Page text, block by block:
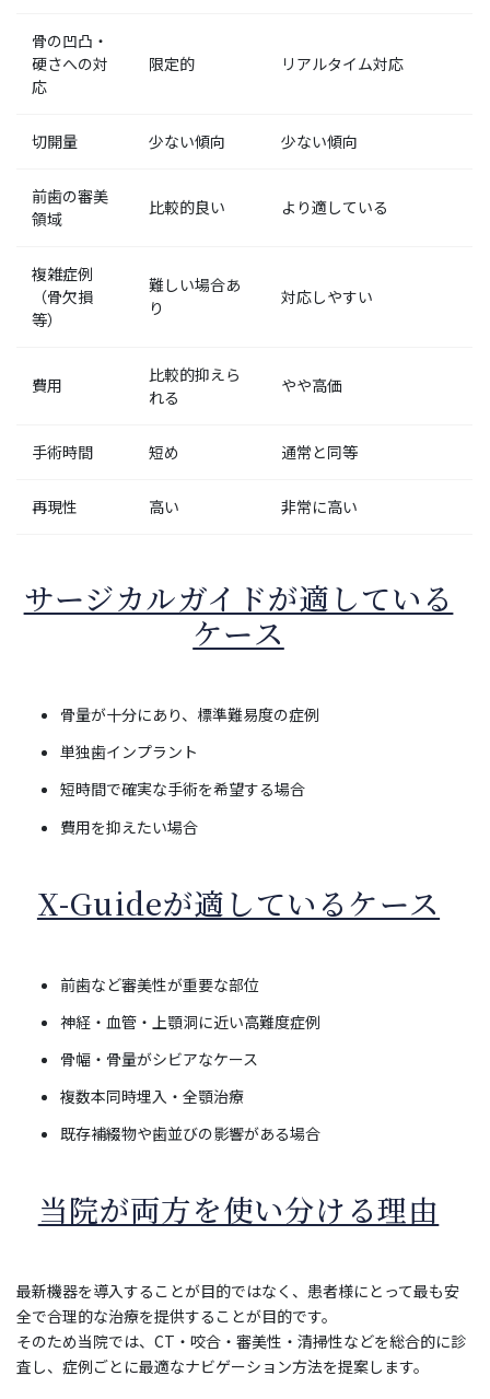
骨の凹凸・
硬さへの対
応
限定的 リアルタイム対応
切開量 少ない傾向 少ない傾向
前歯の審美
領域
比較的良い より適している
複雑症例
（骨欠損
等）
難しい場合あ
り
対応しやすい
費用
比較的抑えら
れる
やや高価
手術時間 短め 通常と同等
再現性 高い 非常に高い
サージカルガイドが適している
ケース
骨量が十分にあり、標準難易度の症例
単独歯インプラント
短時間で確実な手術を希望する場合
費用を抑えたい場合
X-Guideが適しているケース
前歯など審美性が重要な部位
神経・血管・上顎洞に近い高難度症例
骨幅・骨量がシビアなケース
複数本同時埋入・全顎治療
既存補綴物や歯並びの影響がある場合
当院が両方を使い分ける理由
最新機器を導入することが目的ではなく、患者様にとって最も安
全で合理的な治療を提供することが目的です。
そのため当院では、CT・咬合・審美性・清掃性などを総合的に診
査し、症例ごとに最適なナビゲーション方法を提案します。